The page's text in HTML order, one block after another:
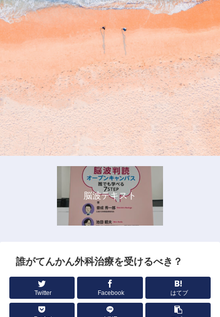
脳波テキスト
誰がてんかん外科治療を受けるべき？
Twitter Facebook はてブ